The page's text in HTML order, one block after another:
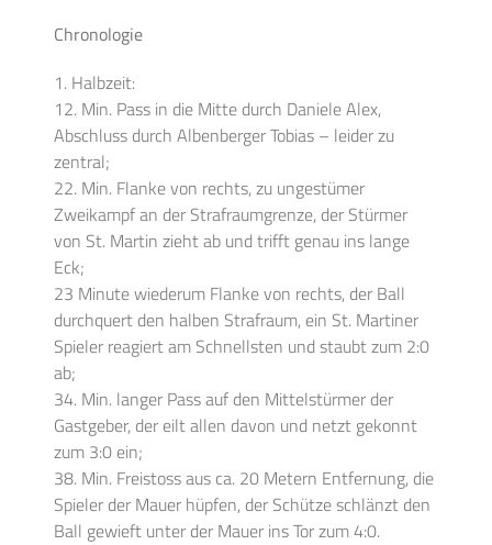
Chronologie
1. Halbzeit:
12. Min. Pass in die Mitte durch Daniele Alex,
Abschluss durch Albenberger Tobias – leider zu
zentral;
22. Min. Flanke von rechts, zu ungestümer
Zweikampf an der Strafraumgrenze, der Stürmer
von St. Martin zieht ab und trifft genau ins lange
Eck;
23 Minute wiederum Flanke von rechts, der Ball
durchquert den halben Strafraum, ein St. Martiner
Spieler reagiert am Schnellsten und staubt zum 2:0
ab;
34. Min. langer Pass auf den Mittelstürmer der
Gastgeber, der eilt allen davon und netzt gekonnt
zum 3:0 ein;
38. Min. Freistoss aus ca. 20 Metern Entfernung, die
Spieler der Mauer hüpfen, der Schütze schlänzt den
Ball gewieft unter der Mauer ins Tor zum 4:0.